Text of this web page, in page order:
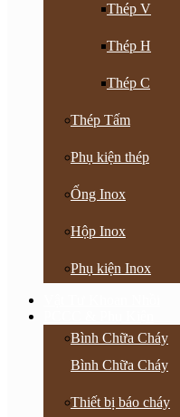
Thép V
Thép H
Thép C
Thép Tấm
Phụ kiện thép
Ống Inox
Hộp Inox
Phụ kiện Inox
Bình Chữa Cháy
Bình Chữa Cháy
Thiết bị báo cháy